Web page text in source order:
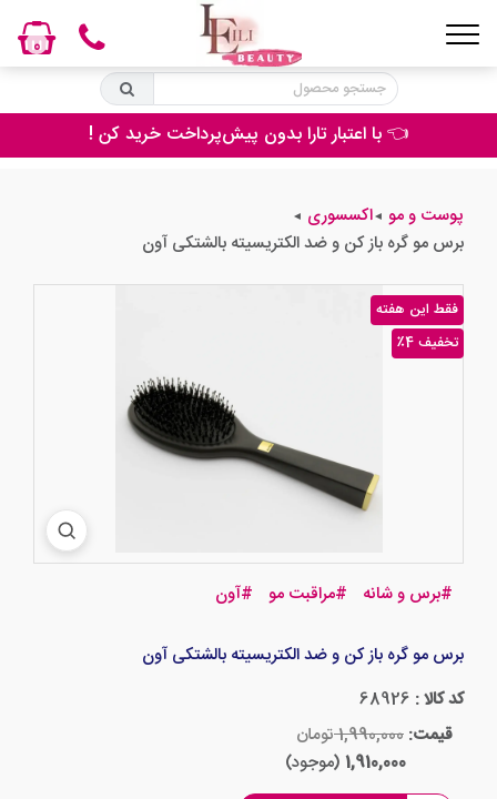
👈 با اعتبار تارا بدون پیش‌پرداخت خرید کن !
0
پوست و مو ◄اکسسوری ◄
برس مو گره باز کن و ضد الکتریسیته بالشتکی آون
٪4 تخفیف
فقط این هفته
#برس و شانه #مراقبت مو #آون
برس مو گره باز کن و ضد الکتریسیته بالشتکی آون
کد کالا : 68926
قیمت: 1,990,000 تومان
1,910,000 (موجود)